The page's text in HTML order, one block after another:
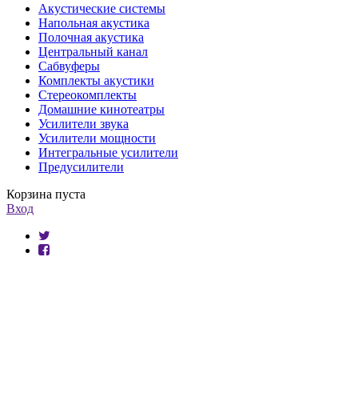
Акустические системы
Напольная акустика
Полочная акустика
Центральный канал
Сабвуферы
Комплекты акустики
Стереокомплекты
Домашние кинотеатры
Усилители звука
Усилители мощности
Интегральные усилители
Предусилители
Корзина пуста
Вход